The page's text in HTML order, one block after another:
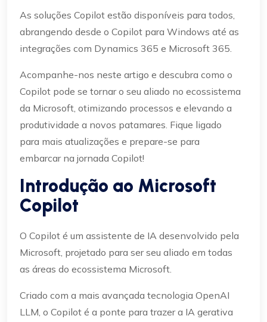
As soluções Copilot estão disponíveis para todos,
abrangendo desde o Copilot para Windows até as
integrações com Dynamics 365 e Microsoft 365.
Acompanhe-nos neste artigo e descubra como o
Copilot pode se tornar o seu aliado no ecossistema
da Microsoft, otimizando processos e elevando a
produtividade a novos patamares. Fique ligado
para mais atualizações e prepare-se para
embarcar na jornada Copilot!
Introdução ao Microsoft
Copilot
O Copilot é um assistente de IA desenvolvido pela
Microsoft, projetado para ser seu aliado em todas
as áreas do ecossistema Microsoft.
Criado com a mais avançada tecnologia OpenAI
LLM, o Copilot é a ponte para trazer a IA gerativa